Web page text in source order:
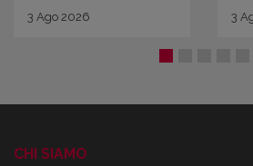
3 Ago 2026 3
CHI SIAMO